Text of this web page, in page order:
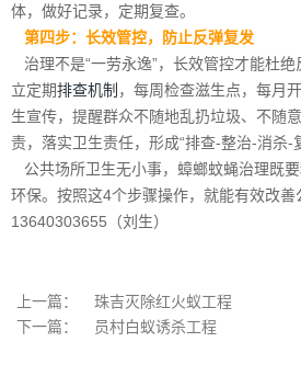
体，做好记录，定期复查。
第四步：长效管控，防止反弹复发
治理不是“一劳永逸”，长效管控才能杜
立定期排查机制 ，每周检查滋生点，每月
生宣传，提醒群众不随地乱扔垃圾、不随
责，落实卫生责任，形成“排查-整治-消杀-
公共场所卫生无小事，蟑螂蚊蝇治理既
环保。按照这4个步骤操作，就能有效改善
13640303655（刘生）
上一篇：
珠吉灭除红火蚁工程
下一篇：
员村白蚁诱杀工程